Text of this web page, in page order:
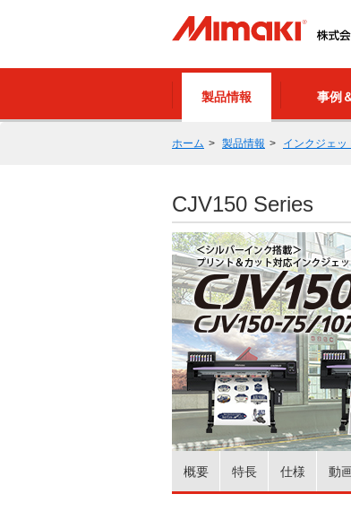
製品情報 事例
ホーム 製品情報 インクジェッ
CJV150 Series
概要 特長 仕様 動